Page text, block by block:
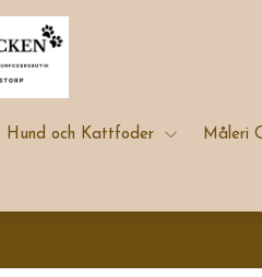
Hund och Kattfoder Måleri